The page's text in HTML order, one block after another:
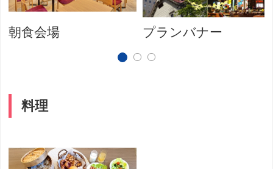
朝食会場 プランバナー
料理